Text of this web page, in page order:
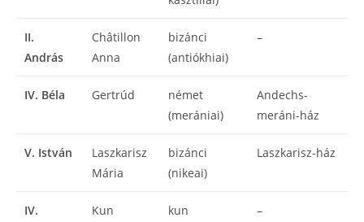
II.
András
Châtillon
Anna
bizánci
(antiókhiai)
–
IV. Béla Gertrúd
német
(merániai)
Andechs-
meráni-ház
V. István
Laszkarisz
Mária
bizánci
(nikeai)
Laszkarisz-ház
IV.
Kun
kun –